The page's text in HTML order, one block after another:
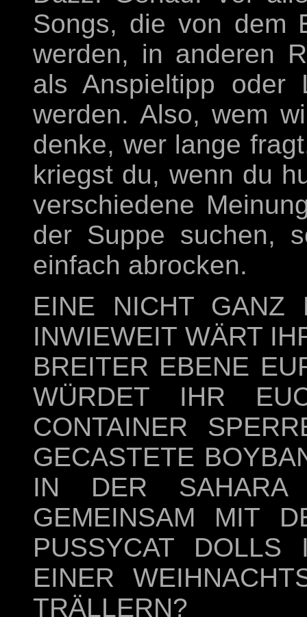
Songs, die von dem
werden, in anderen
als Anspieltipp oder
werden. Also, wem
denke, wer lange
kriegst du, wenn du
verschiedene
der Suppe suchen,
einfach abrocken.
EINE NICHT GANZ
INWIEWEIT WÄRT
BREITER EBENE
WÜRDET IHR
CONTAINER
GECASTETE
IN DER SAHARA
GEMEINSAM MIT
PUSSYCAT DOLLS
EINER
TRÄLLERN?